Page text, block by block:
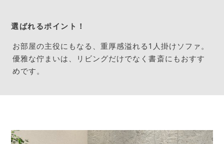
選ばれるポイント！
お部屋の主役にもなる、重厚感溢れる1人掛けソファ。
優雅な佇まいは、リビングだけでなく書斎にもおすす
めです。